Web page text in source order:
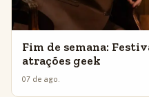
Fim de semana:
atrações geek
07 de ago.